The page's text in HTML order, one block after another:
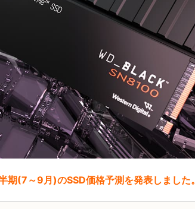
期(7～9月)のSSD価格予測を発表しました。